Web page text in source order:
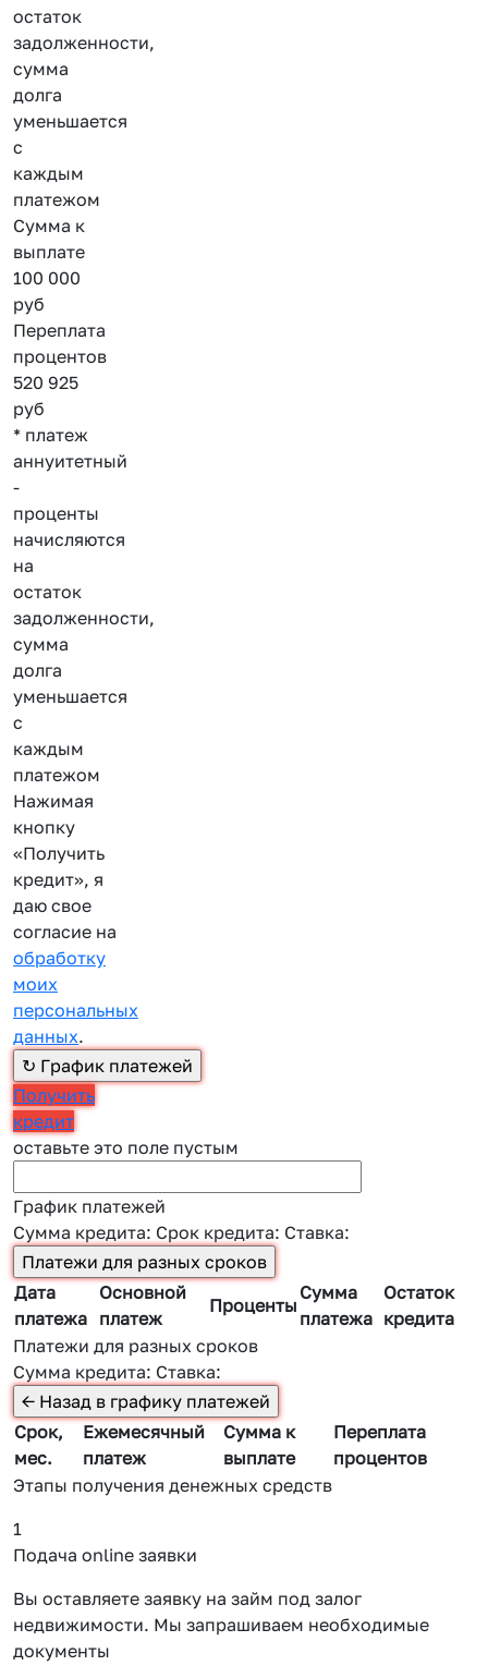
остаток
задолженности,
сумма
долга
уменьшается
с
каждым
платежом
Сумма к
выплате
100 000
руб
Переплата
процентов
520 925
руб
* платеж
аннуитетный
-
проценты
начисляются
на
остаток
задолженности,
сумма
долга
уменьшается
с
каждым
платежом
Нажимая
кнопку
«Получить
кредит», я
даю свое
согласие на
обработку
моих
персональных
данных.
Получить
кредит
оставьте это поле пустым
График платежей
Сумма кредита: Срок кредита: Ставка:
Дата
платежа
Основной
платеж
Проценты
Сумма
платежа
Остаток
кредита
Платежи для разных сроков
Сумма кредита: Ставка:
Срок,
мес.
Ежемесячный
платеж
Сумма к
выплате
Переплата
процентов
Этапы получения денежных средств
1
Подача online заявки
Вы оставляете заявку на займ под залог
недвижимости. Мы запрашиваем необходимые
документы